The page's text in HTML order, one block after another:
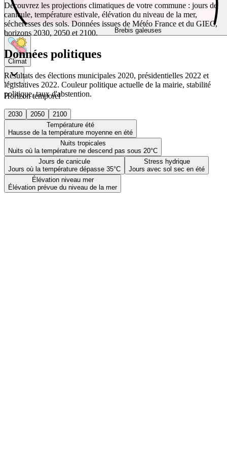
Brebis galeuses
Climat
Horizon temporel
2030 2050
2100
Température été
Hausse de la température moyenne en été
Nuits tropicales
Nuits où la température ne descend pas sous 20°C
Jours de canicule
Jours où la température dépasse 35°C
Stress hydrique
Jours avec sol sec en été
Élévation niveau mer
Élévation prévue du niveau de la mer
Découvrez les projections climatiques de votre commune : jours de
canicule, température estivale, élévation du niveau de la mer,
sécheresses des sols. Données issues de Météo France et du GIEC,
horizons 2030, 2050 et 2100.
Données politiques
Résultats des élections municipales 2020, présidentielles 2022 et
législatives 2022. Couleur politique actuelle de la mairie, stabilité
politique, taux d'abstention.